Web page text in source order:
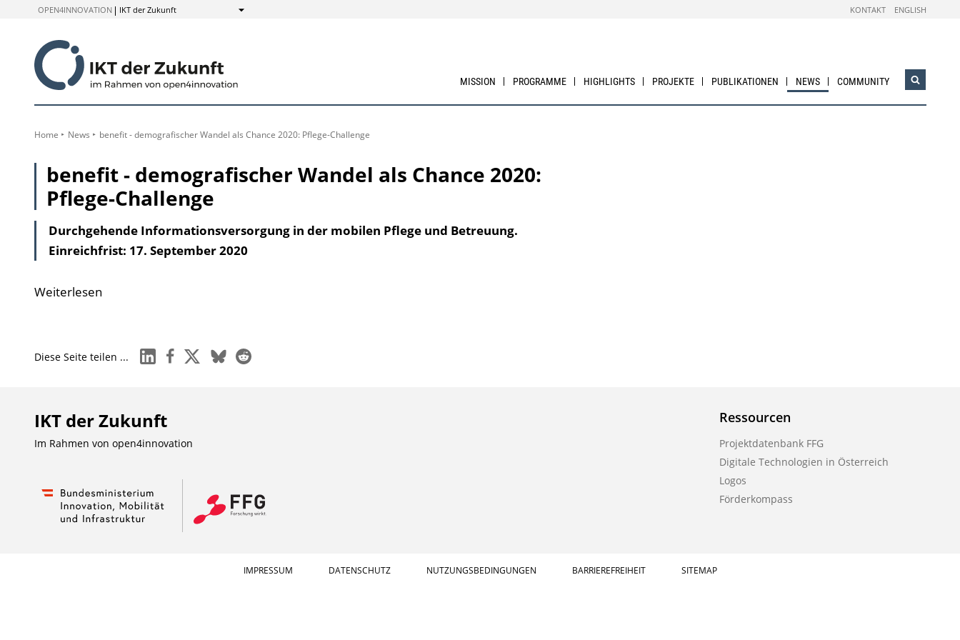
OPEN4INNOVATION IKT der Zukunft
Anzeigen
KONTAKT ENGLISH
MISSION PROGRAMME HIGHLIGHTS PROJEKTE PUBLIKATIONEN NEWS COMMUNITY
Home News benefit - demografischer Wandel als Chance 2020: Pflege-Challenge
benefit - demografischer Wandel als Chance 2020:
Pflege-Challenge
Durchgehende Informationsversorgung in der mobilen Pflege und Betreuung.
Einreichfrist: 17. September 2020
Weiterlesen
Diese Seite teilen ... linkedinfacebook
x blueskyreddit
IKT der Zukunft
Im Rahmen von open4innovation
Ressourcen
Projektdatenbank FFG
Digitale Technologien in Österreich
Logos
Förderkompass
IMPRESSUM DATENSCHUTZ NUTZUNGSBEDINGUNGEN BARRIEREFREIHEIT SITEMAP